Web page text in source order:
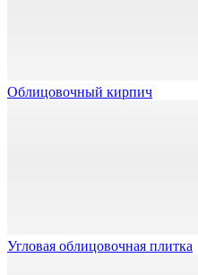
Облицовочный кирпич
Угловая облицовочная плитка